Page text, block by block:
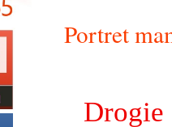
Portret